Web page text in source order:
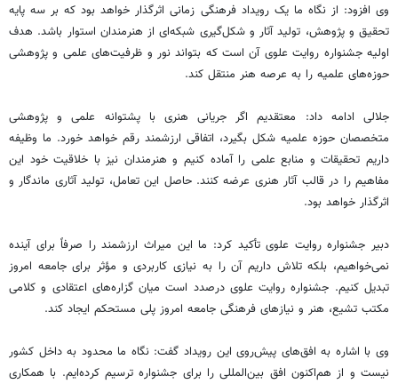
وی افزود: از نگاه ما یک رویداد فرهنگی زمانی اثرگذار خواهد بود که بر سه پایه
تحقیق و پژوهش، تولید آثار و شکل‌گیری شبکه‌ای از هنرمندان استوار باشد. هدف
اولیه جشنواره روایت علوی آن است که بتواند نور و ظرفیت‌های علمی و پژوهشی
حوزه‌های علمیه را به عرصه هنر منتقل کند.
جلالی ادامه داد: معتقدیم اگر جریانی هنری با پشتوانه علمی و پژوهشی
متخصصان حوزه علمیه شکل بگیرد، اتفاقی ارزشمند رقم خواهد خورد. ما وظیفه
داریم تحقیقات و منابع علمی را آماده کنیم و هنرمندان نیز با خلاقیت خود این
مفاهیم را در قالب آثار هنری عرضه کنند. حاصل این تعامل، تولید آثاری ماندگار و
اثرگذار خواهد بود.
دبیر جشنواره روایت علوی تأکید کرد: ما این میراث ارزشمند را صرفاً برای آینده
نمی‌خواهیم، بلکه تلاش داریم آن را به نیازی کاربردی و مؤثر برای جامعه امروز
تبدیل کنیم. جشنواره روایت علوی درصدد است میان گزاره‌های اعتقادی و کلامی
مکتب تشیع، هنر و نیازهای فرهنگی جامعه امروز پلی مستحکم ایجاد کند.
وی با اشاره به افق‌های پیش‌روی این رویداد گفت: نگاه ما محدود به داخل کشور
نیست و از هم‌اکنون افق بین‌المللی را برای جشنواره ترسیم کرده‌ایم. با همکاری